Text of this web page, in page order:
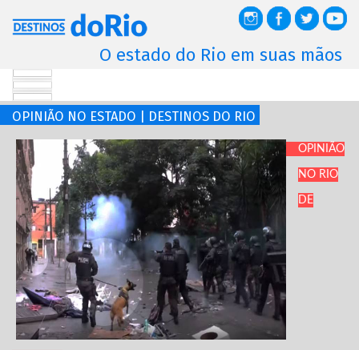
O estado do Rio em suas mãos
OPINIÃO NO ESTADO | DESTINOS DO RIO
OPINIÃO
NO RIO
DE